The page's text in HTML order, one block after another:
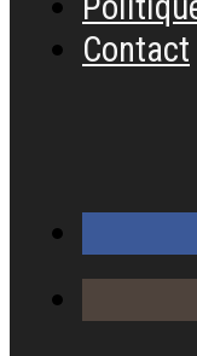
Contact